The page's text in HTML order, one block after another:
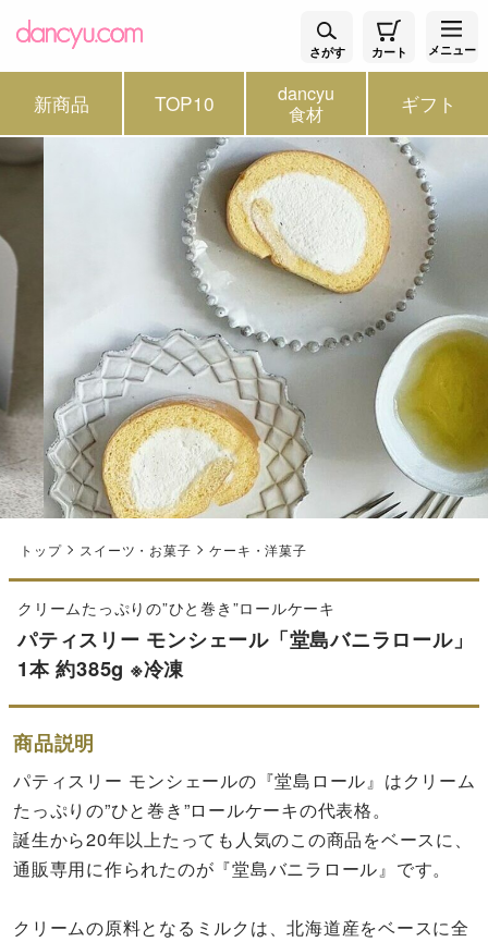
さがす カート メニュー
新商品 TOP10 dancyu
食材 ギフト
トップ スイーツ・お菓子 ケーキ・洋菓子
クリームたっぷりの”ひと巻き”ロールケーキ
パティスリー モンシェール「堂島バニラロール」
1本 約385g ※冷凍
商品説明
パティスリー モンシェールの『堂島ロール』はクリーム
たっぷりの”ひと巻き”ロールケーキの代表格。
誕生から20年以上たっても人気のこの商品をベースに、
通販専用に作られたのが『堂島バニラロール』です。
クリームの原料となるミルクは、北海道産をベースに全